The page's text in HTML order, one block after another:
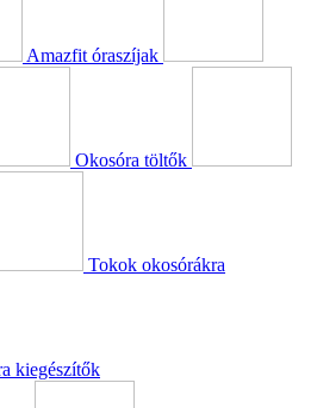
Amazfit óraszíjak
Okosóra töltők
Tokok okosórákra
kiegészítők